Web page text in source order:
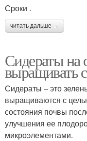
Сроки .
читать дальше →
Сидераты на
выращивать
Сидераты – это
выращиваются с
состояния почвы
улучшения ее
микроэлементами.